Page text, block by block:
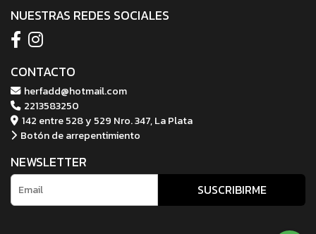
NUESTRAS REDES SOCIALES
CONTACTO
herfadd@hotmail.com
2213583250
142 entre 528 y 529 Nro. 347, La Plata
Botón de arrepentimiento
NEWSLETTER
SUSCRIBIRME